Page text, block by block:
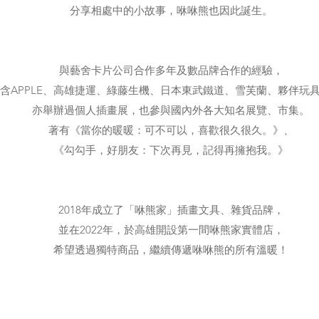
分享相處中的小故事，咻咻熊也因此誕生。
與藝舍卡片公司合作多年及數品牌合作的經驗，
APPLE、高雄捷運、綠藤生機、日本東武鐵道、雪芙蘭、夥伴玩
亦舉辦過個人插畫展，也參與國內外各大知名展覽、市集。
著有《當你的暖暖：可不可以，喜歡很久很久。》、
《勾勾手，好朋友：下次再見，記得再擁抱我。》
2018年成立了「咻熊家」插畫文具、雜貨品牌，
並在2022年，於高雄開設第一間咻熊家實體店，
希望透過獨特商品，繼續傳遞咻咻熊的所有溫暖！